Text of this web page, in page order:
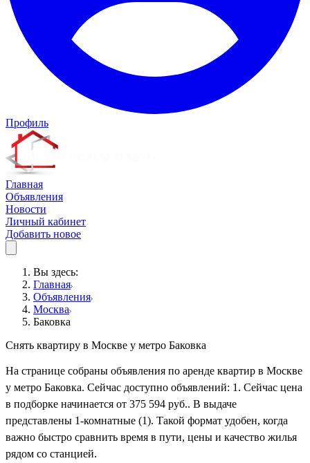
Профиль
Главная
Объявления
Новости
Личный кабинет
Добавить новое
Вы здесь:
Главная
Объявления
Москва
Баковка
Снять квартиру в Москве у метро Баковка
На странице собраны объявления по аренде квартир в Москве
у метро Баковка. Сейчас доступно объявлений: 1. Сейчас цена
в подборке начинается от 375 594 руб.. В выдаче
представлены 1-комнатные (1). Такой формат удобен, когда
важно быстро сравнить время в пути, цены и качество жилья
рядом со станцией.